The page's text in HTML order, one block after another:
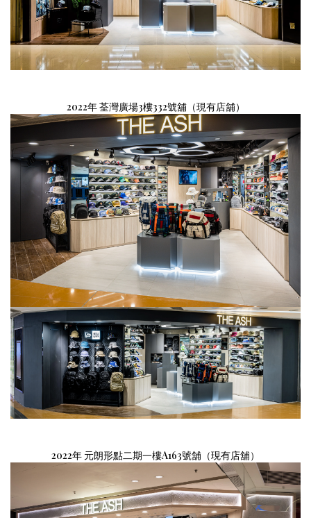
2022年 荃灣廣場3樓332號舖（現有店舖）
2022年 元朗形點二期一樓A163號舖（現有店舖）